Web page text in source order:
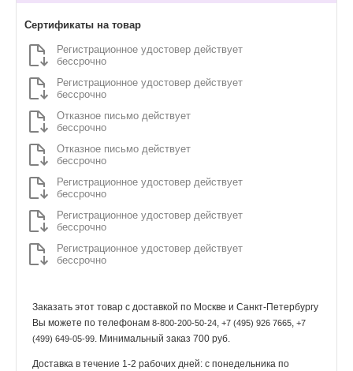
Сертификаты на товар
Регистрационное удостовер действует
бессрочно
Регистрационное удостовер действует
бессрочно
Отказное письмо действует
бессрочно
Отказное письмо действует
бессрочно
Регистрационное удостовер действует
бессрочно
Регистрационное удостовер действует
бессрочно
Регистрационное удостовер действует
бессрочно
Заказать этот товар с доставкой по Москве и Санкт-Петербургу
Вы можете по телефонам 8-800-200-50-24, +7 (495) 926 7665, +7
(499) 649-05-99. Минимальный заказ 700 руб.
Доставка в течение 1-2 рабочих дней: с понедельника по